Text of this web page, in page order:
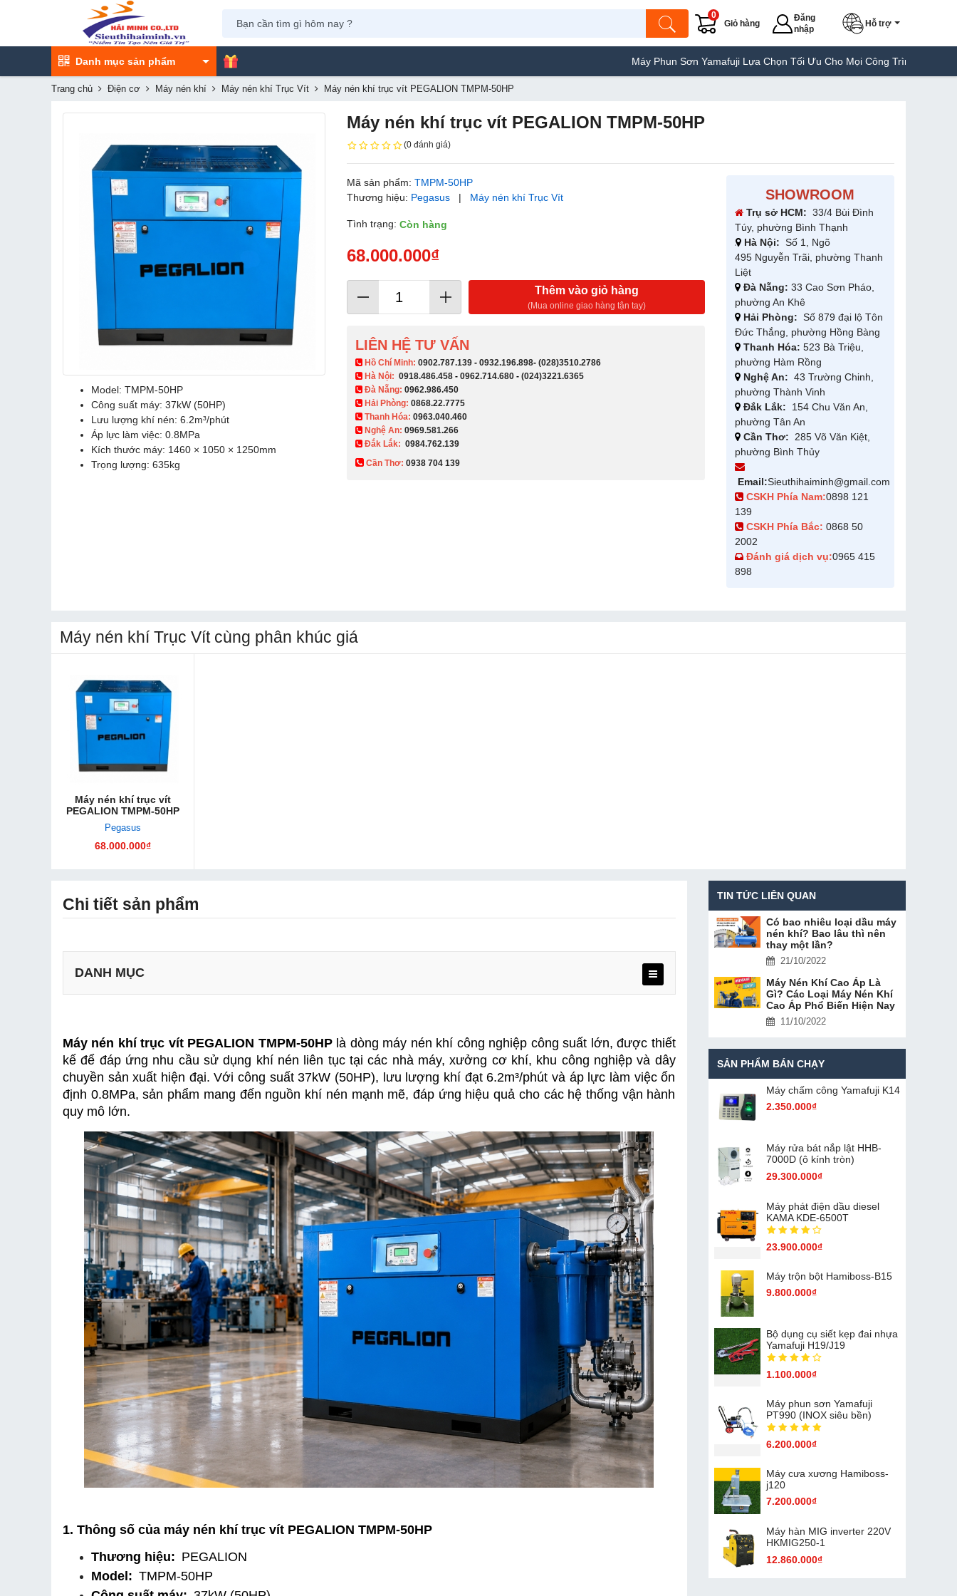
Giỏ hàng
0
Đăng
nhập
Hỗ trợ
Danh mục sản phẩm Máy Phun Sơn Yamafuji Lựa Chọn Tối Ưu Cho Mọi Công Trình Máy Hàn Túi Yamafuji
Trang chủ Điện cơ Máy nén khí Máy nén khí Trục Vít Máy nén khí trục vít PEGALION TMPM-50HP
Model: TMPM-50HP
Công suất máy: 37kW (50HP)
Lưu lượng khí nén: 6.2m³/phút
Áp lực làm việc: 0.8MPa
Kích thước máy: 1460 × 1050 × 1250mm
Trọng lượng: 635kg
Máy nén khí trục vít PEGALION TMPM-50HP
(0 đánh giá)
Mã sản phẩm:TMPM-50HP
Thương hiệu: Pegasus | Máy nén khí Trục Vít
Tình trạng:Còn hàng
68.000.000₫
Thêm vào giỏ hàng
(Mua online giao hàng tận tay)
LIÊN HỆ TƯ VẤN
​ Hồ Chí Minh:0902.787.139 -0932.196.898-(028)3510.2786
Hà Nội:0918.486.458 -0962.714.680 -(024)3221.6365
Đà Nẵng:0962.986.450
Hải Phòng:0868.22.7775
Thanh Hóa:0963.040.460
Nghệ An:0969.581.266
Đắk Lắk: 0984.762.139
Cần Thơ:0938 704 139​
SHOWROOM
Trụ sở HCM: 33/4 Bùi Đình
Túy, phường Bình Thạnh
Hà Nội: Số 1, Ngõ
495 Nguyễn Trãi, phường Thanh
Liệt
Đà Nẵng: 33 Cao Sơn Pháo,
phường An Khê
Hải Phòng: Số 879 đại lộ Tôn
Đức Thắng, phường Hồng Bàng
Thanh Hóa: 523 Bà Triệu,
phường Hàm Rồng
Nghệ An: 43 Trường Chinh,
phường Thành Vinh
Đắk Lắk: 154 Chu Văn An,
phường Tân An
Cần Thơ: 285 Võ Văn Kiệt,
phường Bình Thủy
Email:Sieuthihaiminh@gmail.com
CSKH Phía Nam:0898 121
139
CSKH Phía Bắc: 0868 50
2002
Đánh giá dịch vụ:0965 415
898
Máy nén khí Trục Vít cùng phân khúc giá
Máy nén khí trục vít
PEGALION TMPM-50HP
Pegasus
68.000.000₫
Chi tiết sản phẩm
DANH MỤC
Lưu lượng khí nén lớn 6.2m³/phút
Áp lực làm việc ổn định 0.8MPa
Công nghệ nén khí trục vít hiện đại
Kết cấu chắc chắn, hoạt động bền bỉ
Tiết kiệm chi phí vận hành
Máy nén khí trục vít PEGALION TMPM-50HP là dòng máy nén khí công nghiệp công suất lớn, được thiết
kế để đáp ứng nhu cầu sử dụng khí nén liên tục tại các nhà máy, xưởng cơ khí, khu công nghiệp và dây
chuyền sản xuất hiện đại. Với công suất 37kW (50HP), lưu lượng khí đạt 6.2m³/phút và áp lực làm việc ổn
định 0.8MPa, sản phẩm mang đến nguồn khí nén mạnh mẽ, đáp ứng hiệu quả cho các hệ thống vận hành
quy mô lớn.
1. Thông số của máy nén khí trục vít PEGALION TMPM-50HP
Thương hiệu: PEGALION
Model: TMPM-50HP
TIN TỨC LIÊN QUAN
Có bao nhiêu loại dầu máy
nén khí? Bao lâu thì nên
thay một lần?
21/10/2022
Máy Nén Khí Cao Áp Là
Gì? Các Loại Máy Nén Khí
Cao Áp Phổ Biến Hiện Nay
11/10/2022
SẢN PHẨM BÁN CHẠY
Máy chấm cô​ng Yamafuji K14
2.350.000₫
Máy rửa bát nắp lật HHB-
7000D (ô kính tròn)
29.300.000₫
Máy phát điện dầu diesel
KAMA KDE-6500T
23.900.000₫
Máy trộn bột Hamiboss-B15
9.800.000₫
Bộ dụng cụ siết kẹp đai nhựa
Yamafuji H19/J19
1.100.000₫
Máy phun sơn Yamafuji
PT990 (INOX siêu bền)
6.200.000₫
Máy cưa xương Hamiboss-
j120
7.200.000₫
Máy hàn MIG inverter 220V
HKMIG250-1
12.860.000₫